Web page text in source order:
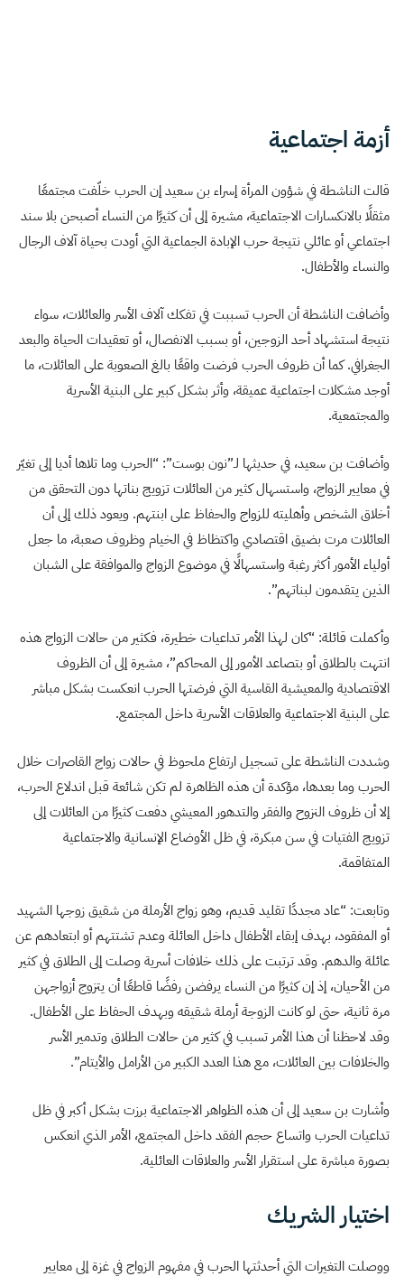
أزمة اجتماعية
قالت الناشطة في شؤون المرأة إسراء بن سعيد إن الحرب خلّفت مجتمعًا
مثقلًا بالانكسارات الاجتماعية، مشيرة إلى أن كثيرًا من النساء أصبحن بلا سند
اجتماعي أو عائلي نتيجة حرب الإبادة الجماعية التي أودت بحياة آلاف الرجال
والنساء والأطفال.
وأضافت الناشطة أن الحرب تسببت في تفكك آلاف الأسر والعائلات، سواء
نتيجة استشهاد أحد الزوجين، أو بسبب الانفصال، أو تعقيدات الحياة والبعد
الجغرافي. كما أن ظروف الحرب فرضت واقعًا بالغ الصعوبة على العائلات، ما
أوجد مشكلات اجتماعية عميقة، وأثر بشكل كبير على البنية الأسرية
والمجتمعية.
وأضافت بن سعيد، في حديثها لـ”نون بوست”: “الحرب وما تلاها أديا إلى تغيّر
في معايير الزواج، واستسهال كثير من العائلات تزويج بناتها دون التحقق من
أخلاق الشخص وأهليته للزواج والحفاظ على ابنتهم. ويعود ذلك إلى أن
العائلات مرت بضيق اقتصادي واكتظاظ في الخيام وظروف صعبة، ما جعل
أولياء الأمور أكثر رغبة واستسهالًا في موضوع الزواج والموافقة على الشبان
الذين يتقدمون لبناتهم”.
وأكملت قائلة: “كان لهذا الأمر تداعيات خطيرة، فكثير من حالات الزواج هذه
انتهت بالطلاق أو بتصاعد الأمور إلى المحاكم”، مشيرة إلى أن الظروف
الاقتصادية والمعيشية القاسية التي فرضتها الحرب انعكست بشكل مباشر
على البنية الاجتماعية والعلاقات الأسرية داخل المجتمع.
وشددت الناشطة على تسجيل ارتفاع ملحوظ في حالات زواج القاصرات خلال
الحرب وما بعدها، مؤكدة أن هذه الظاهرة لم تكن شائعة قبل اندلاع الحرب،
إلا أن ظروف النزوح والفقر والتدهور المعيشي دفعت كثيرًا من العائلات إلى
تزويج الفتيات في سن مبكرة، في ظل الأوضاع الإنسانية والاجتماعية
المتفاقمة.
وتابعت: “عاد مجددًا تقليد قديم، وهو زواج الأرملة من شقيق زوجها الشهيد
أو المفقود، بهدف إبقاء الأطفال داخل العائلة وعدم تشتتهم أو ابتعادهم عن
عائلة والدهم. وقد ترتبت على ذلك خلافات أسرية وصلت إلى الطلاق في كثير
من الأحيان، إذ إن كثيرًا من النساء يرفضن رفضًا قاطعًا أن يتزوج أزواجهن
مرة ثانية، حتى لو كانت الزوجة أرملة شقيقه وبهدف الحفاظ على الأطفال.
وقد لاحظنا أن هذا الأمر تسبب في كثير من حالات الطلاق وتدمير الأسر
والخلافات بين العائلات، مع هذا العدد الكبير من الأرامل والأيتام”.
وأشارت بن سعيد إلى أن هذه الظواهر الاجتماعية برزت بشكل أكبر في ظل
تداعيات الحرب واتساع حجم الفقد داخل المجتمع، الأمر الذي انعكس
بصورة مباشرة على استقرار الأسر والعلاقات العائلية.
اختيار الشريك
ووصلت التغيرات التي أحدثتها الحرب في مفهوم الزواج في غزة إلى معايير